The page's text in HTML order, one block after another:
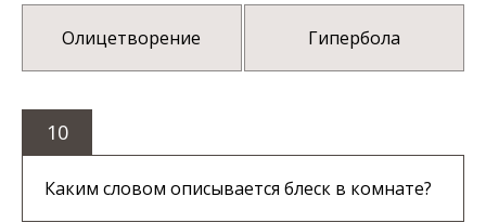
Олицетворение Гипербола
10
Каким словом описывается блеск в комнате?